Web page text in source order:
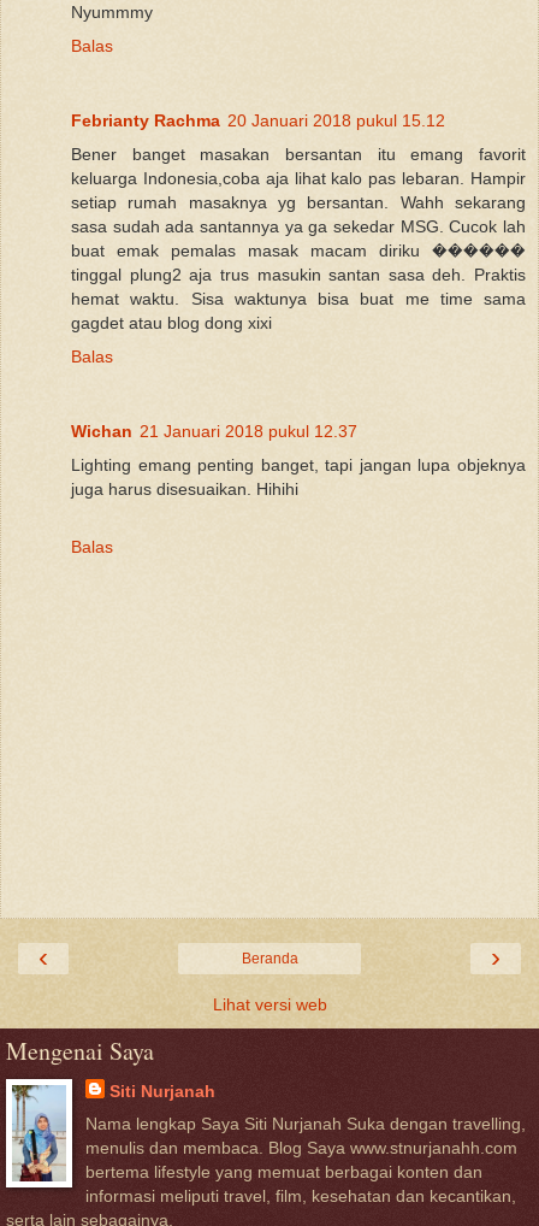
Nyummmy
Balas
Febrianty Rachma 20 Januari 2018 pukul 15.12
Bener banget masakan bersantan itu emang favorit
keluarga Indonesia,coba aja lihat kalo pas lebaran. Hampir
setiap rumah masaknya yg bersantan. Wahh sekarang
sasa sudah ada santannya ya ga sekedar MSG. Cucok lah
buat emak pemalas masak macam diriku ������
tinggal plung2 aja trus masukin santan sasa deh. Praktis
hemat waktu. Sisa waktunya bisa buat me time sama
gagdet atau blog dong xixi
Balas
Wichan 21 Januari 2018 pukul 12.37
Lighting emang penting banget, tapi jangan lupa objeknya
juga harus disesuaikan. Hihihi
Balas
‹ ›
Beranda
Lihat versi web
Mengenai Saya
Siti Nurjanah
Nama lengkap Saya Siti Nurjanah Suka dengan travelling,
menulis dan membaca. Blog Saya www.stnurjanahh.com
bertema lifestyle yang memuat berbagai konten dan
informasi meliputi travel, film, kesehatan dan kecantikan,
serta lain sebagainya.